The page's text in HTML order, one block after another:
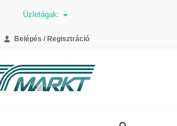
Üzletágak:
Belépés / Regisztráció